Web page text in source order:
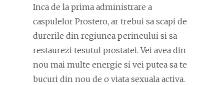
Inca de la prima administrare a
caspulelor Prostero, ar trebui sa scapi de
durerile din regiunea perineului si sa
restaurezi tesutul prostatei. Vei avea din
nou mai multe energie si vei putea sa te
bucuri din nou de o viata sexuala activa.